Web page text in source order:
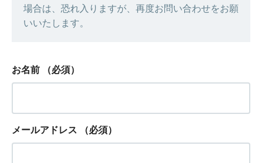
場合は、恐れ入りますが、再度お問い合わせをお願
いいたします。
お名前 （必須）
メールアドレス （必須）